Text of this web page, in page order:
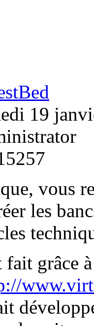
19
vous
les
fait grâce